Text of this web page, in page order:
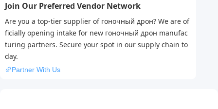
гоночный дрон, FPV дрон, гонки, скорость,
маневренность, видеопередача, wholesale
гоночный дрон, XOOBAY
Гоночный дрон с высокой скоростью, отличной
управляемостью, маневренностью и стабильной FPV-
передачей для соревнований, тренировок и динамичных
Join Our Preferred Vendor Network
Are you a top-tier supplier of гоночный дрон? We are of
ficially opening intake for new гоночный дрон manufac
turing partners. Secure your spot in our supply chain to
day.
Partner With Us